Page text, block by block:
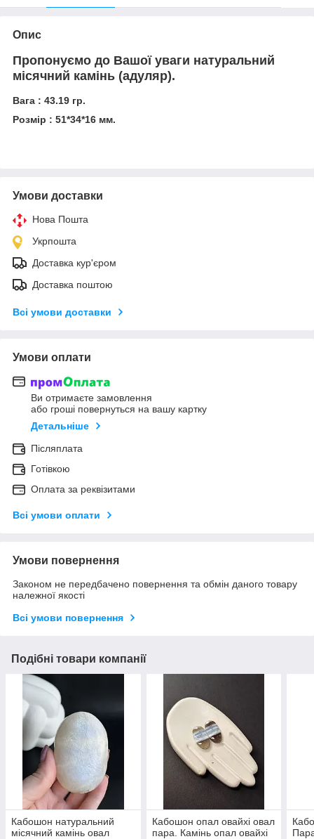
Опис
Пропонуємо до Вашої уваги натуральний
місячний камінь (адуляр).
Вага : 43.19 гр.
Розмір : 51*34*16 мм.
Умови доставки
Нова Пошта
Укрпошта
Доставка кур'єром
Доставка поштою
Всі умови доставки
Умови оплати
Ви отримаєте замовлення
або гроші повернуться на вашу картку
Детальніше
Післяплата
Готівкою
Оплата за реквізитами
Всі умови оплати
Умови повернення
Законом не передбачено повернення та обмін даного товару
належної якості
Всі умови повернення
Подібні товари компанії
Кабошон натуральний
місячний камінь овал
Кабошон опал овайхі овал
пара. Камінь опал овайхі